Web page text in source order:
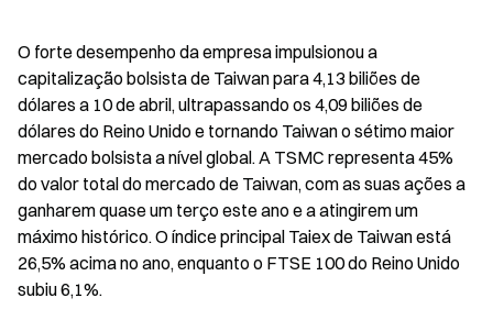
O forte desempenho da empresa impulsionou a
capitalização bolsista de Taiwan para 4,13 biliões de
dólares a 10 de abril, ultrapassando os 4,09 biliões de
dólares do Reino Unido e tornando Taiwan o sétimo maior
mercado bolsista a nível global. A TSMC representa 45%
do valor total do mercado de Taiwan, com as suas ações a
ganharem quase um terço este ano e a atingirem um
máximo histórico. O índice principal Taiex de Taiwan está
26,5% acima no ano, enquanto o FTSE 100 do Reino Unido
subiu 6,1%.